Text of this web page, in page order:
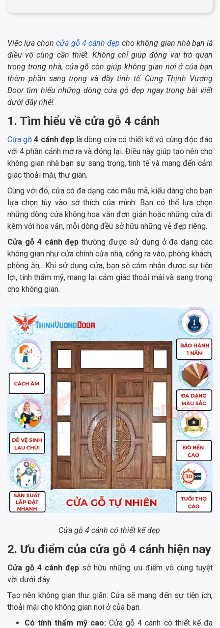
Việc lựa chọncửa gỗ 4 cánh đẹp cho không gian nhà bạn là
điều vô cùng cần thiết. Không chỉ giúp đóng vai trò quan
trọng trong nhà, cửa gỗ còn giúp không gian nơi ở của bạn
thêm phần sang trọng và đầy tinh tế. Cùng Thịnh Vượng
Door tìm hiểu những dòng cửa gỗ đẹp ngay trong bài viết
dưới đây nhé!
1. Tìm hiểu về cửa gỗ 4 cánh
Cửa gỗ 4 cánh đẹplà dòng cửa có thiết kế vô cùng độc đáo
với 4 phần cảnh mở ra và đóng lại. Điều này giúp tạo nên cho
không gian nhà bạn sự sang trọng, tinh tế và mang đến cảm
giác thoải mái, thư giãn.
Cùng với đó, cửa có đa dạng các mẫu mã, kiểu dáng cho bạn
lựa chọn tùy vào sở thích của mình. Bạn có thể lựa chọn
những dòng cửa không hoa văn đơn giản hoặc những cửa đi
kèm với hoa văn, mỗi dòng đều sở hữu những vẻ đẹp riêng.
Cửa gỗ 4 cánh đẹp thường được sử dụng ở đa dạng các
không gian như cửa chính cửa nhà, cổng ra vào, phòng khách,
phòng ăn,...Khi sử dụng cửa, bạn sẽ cảm nhận được sự tiện
lợi, tính thẩm mỹ, mang lại cảm giác thoải mái và sang trọng
cho không gian.
Cửa gỗ 4 cánh có thiết kế đẹp
2. Ưu điểm của cửa gỗ 4 cánh hiện nay
Cửa gỗ 4 cánh đẹp sở hữu những ưu điểm vô cùng tuyệt
vời dưới đây:
Tạo nên không gian thư giãn: Cửa sẽ mang đến sự tiện ích,
thoải mái cho không gian nơi ở của bạn.
Có tính thẩm mỹ cao: Cửa gỗ 4 cánh có thiết kế đa